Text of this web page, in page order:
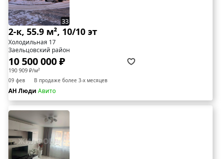
33
2-к, 55.9 м², 10/10 эт
Холодильная 17
Заельцовский район
10 500 000 ₽
190 909 ₽/м²
09 фев В продаже более 3-х месяцев
АН Люди Авито